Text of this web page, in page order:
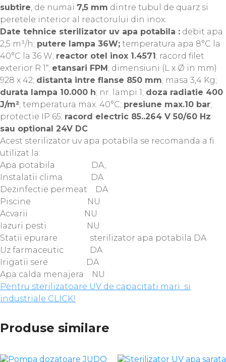
subtire, de numai 7,5 mm dintre tubul de quarz si
peretele interior al reactorului din inox.
Date tehnice sterilizator uv apa potabila : debit apa
2,5 m³/h; putere lampa 36W; temperatura apa 8°C la
40°C la 36 W; reactor otel inox 1.4571; racord filet
exterior R 1“; etansari FPM; dimensiuni (L x Ø in mm)
928 x 42; distanta intre flanse 850 mm; masa 3,4 Kg;
durata lampa 10.000 h; nr. lampi 1; doza radiatie 400
J/m²; temperatura max. 40°C; presiune max.10 bar;
protectie IP 65; racord electric 85..264 V 50/60 Hz
sau optional 24V DC
Acest sterilizator uv apa potabila se recomanda a fi
utilizat la:
Apa potabila DA,
Instalatii clima DA
Dezinfectie permeat DA
Piscine NU
Acvarii NU
Iazuri pesti NU
Statii epurare sterilizator apa potabila DA
Uz farmaceutic DA
Irigatii sere DA
Apa calda menajera NU
Pentru sterilizatoare UV de capacitati mari si
industriale CLICK!
Produse similare